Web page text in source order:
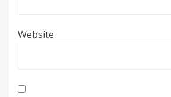
Website